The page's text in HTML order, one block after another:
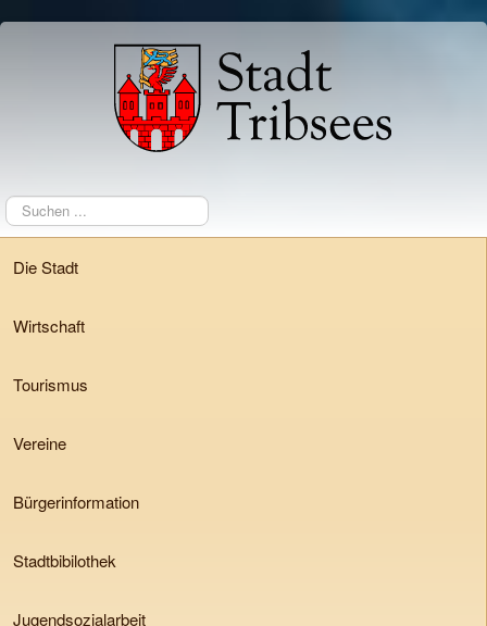
Suchen
...
Die Stadt
Wirtschaft
Tourismus
Vereine
Bürgerinformation
Stadtbibilothek
Jugendsozialarbeit